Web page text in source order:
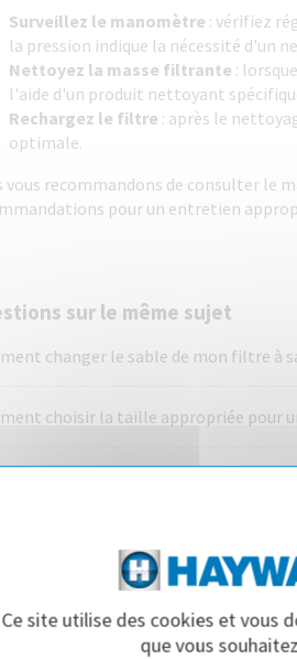
Surveillez le manomètre : vérifiez
la pression indique la nécessité d'un
Nettoyez la masse filtrante :
l'aide d'un produit nettoyant
Rechargez le filtre : après le
optimale.
vous recommandons de consulter le
pour un entretien
sur le même sujet
changer le sable de mon filtre à
choisir la taille appropriée pour
Ce site utilise des cookies et vous
que vous